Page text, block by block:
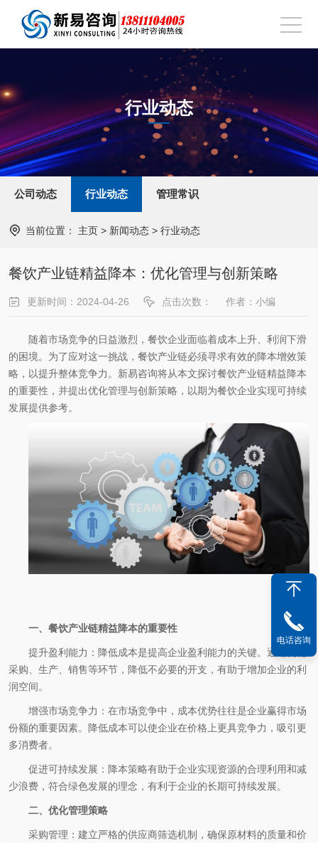
行业动态
公司动态 行业动态 管理常识
当前位置： 主页 > 新闻动态 > 行业动态
餐饮产业链精益降本：优化管理与创新策略
更新时间：2024-04-26 点击次数： 作者：小编
随着市场竞争的日益激烈，餐饮企业面临着成本上升、利润下滑
的困境。为了应对这一挑战，餐饮产业链必须寻求有效的降本增效策
略，以提升整体竞争力。新易咨询将从本文探讨餐饮产业链精益降本
的重要性，并提出优化管理与创新策略，以期为餐饮企业实现可持续
发展提供参考。
一、餐饮产业链精益降本的重要性
提升盈利能力：降低成本是提高企业盈利能力的关键。通过优化
采购、生产、销售等环节，降低不必要的开支，有助于增加企业的利
润空间。
增强市场竞争力：在市场竞争中，成本优势往往是企业赢得市场
份额的重要因素。降低成本可以使企业在价格上更具竞争力，吸引更
多消费者。
促进可持续发展：降本策略有助于企业实现资源的合理利用和减
少浪费，符合绿色发展的理念，有利于企业的长期可持续发展。
二、优化管理策略
采购管理：建立严格的供应商筛选机制，确保原材料的质量和价
电话咨询